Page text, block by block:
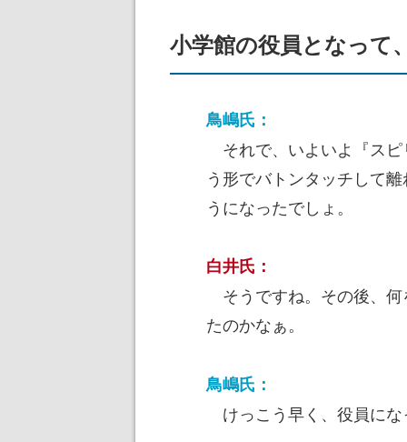
小学館の役員となって
鳥嶋氏：
それで、いよいよ『ス
う形でバトンタッチして
うになったでしょ。
白井氏：
そうですね。その後、
たのかなぁ。
鳥嶋氏：
けっこう早く、役員に